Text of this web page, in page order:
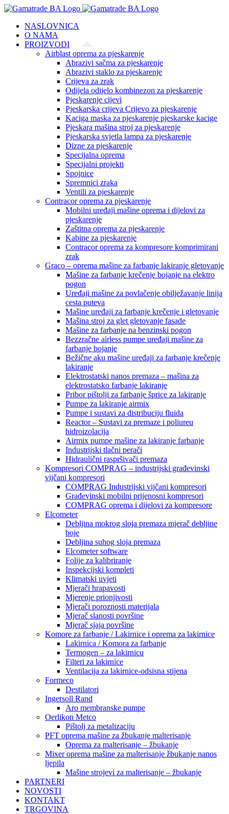
Skip
contentNASLOVNICA
O NAMA
PROIZVODI
Airblast oprema za pjeskarenje
Abrazivi sačma za pjeskarenje
Abrazivi staklo za pjeskarenje
Crijeva za zrak
Odijela odijelo kombinezon za pjeskarenje
Pjeskarenje cijevi
Pjeskarska crijeva Crijevo za pjeskarenje
Kaciga maska za pjeskarenje pjeskarske kacige
Pjeskara mašina stroj za pjeskarenje
Pjeskarska svjetla lampa za pjeskarenje
Dizne za pjeskarenje
Specijalna oprema
Specijalni projekti
Spojnice
Spremnici zraka
Ventili za pjeskarenje
Contracor oprema za pjeskarenje
Mobilni uređaji mašine oprema i dijelovi za
pjeskarenje
Zaštitna oprema za pjeskarenje
Kabine za pjeskarenje
Contracor oprema za kompresore komprimirani
zrak
Graco – oprema mašine za farbanje lakiranje gletovanje
Mašine za farbanje krečenje bojanje na elektro
pogon
Uređaji mašine za povlačenje obilježavanje linija
cesta puteva
Mašine uređaji za farbanje krečenje i gletovanje
Mašina stroj za glet gletovanje fasade
Mašine za farbanje na benzinski pogon
Bezzračne airless pumpe uređaji mašine za
farbanje bojanje
Bežične aku mašine uređaji za farbanje krečenje
lakiranje
Elektrostatski nanos premaza – mašina za
elektrostatsko farbanje lakiranje
Pribor pištolji za farbanje šprice za lakiranje
Pumpe za lakiranje airmix
Pumpe i sustavi za distribuciju fluida
Reactor – Sustavi za premaze i poliureu
hidroizolacija
Airmix pumpe mašine za lakiranje farbanje
Industrijski tlačni perači
Hidraulični raspršivači premaza
Kompresori COMPRAG – industrijski građevinski
vijčani kompresori
COMPRAG Industrijski vijčani kompresori
Građevinski mobilni prijenosni kompresori
COMPRAG oprema i dijelovi za kompresore
Elcometer
Debljina mokrog sloja premaza mjerač debljine
boje
Debljina suhog sloja premaza
Elcometer software
Folije za kalibriranje
Inspekcijski kompleti
Klimatski uvjeti
Mjerači hrapavosti
Mjerenje prionjivosti
Mjerači poroznosti materijala
Mjerač slanosti površine
Mjerač sjaja površine
Komore za farbanje / Lakirnice i oprema za lakirnice
Lakirnica / Komora za farbanje
Termogen – za lakirnicu
Filteri za lakirnice
Ventilacija za lakirnice-odsisna stijena
Formeco
Destilatori
Ingersoll Rand
Aro membranske pumpe
Oerlikon Metco
Pištolj za metalizaciju
PFT oprema mašine za žbukanje malterisanje
Oprema za malterisanje – žbukanje
Mixer oprema mašine za malterisanje žbukanje nanos
ljepila
Mašine strojevi za malterisanje – žbukanje
PARTNERI
NOVOSTI
KONTAKT
TRGOVINA